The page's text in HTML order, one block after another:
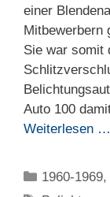
einer
Mitbewerbern
Sie war somit
Auto 100
Weiterlesen …
Kategorien
1960-1969